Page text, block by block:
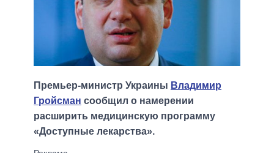
Премьер-министр Украины Владимир
Гройсман сообщил о намерении
расширить медицинскую программу
«Доступные лекарства».